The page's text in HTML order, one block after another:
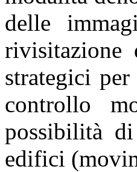
delle
rivisitazione
strategici
controllo
possibilità
edifici